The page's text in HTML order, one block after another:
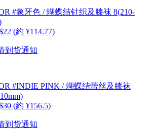
#象牙色 / 蝴蝶结针织及膝袜 8(210-
(約 ¥114.77)
到货通知
#INDIE PINK / 蝴蝶结蕾丝及膝袜
(約 ¥156.5)
到货通知